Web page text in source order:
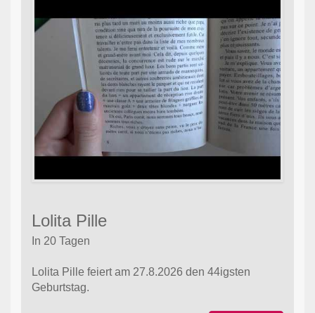
Lolita Pille
In 20 Tagen
Lolita Pille feiert am 27.8.2026 den 44igsten
Geburtstag.